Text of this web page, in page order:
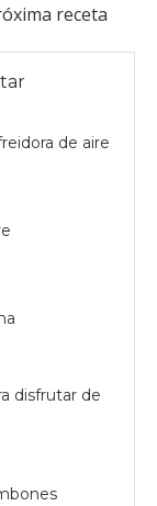
receta
de aire
disfrutar de